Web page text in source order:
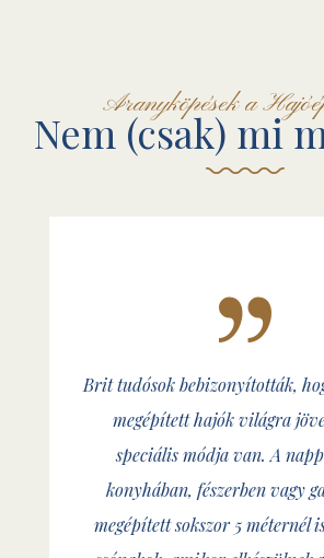
Aranyköpések a
Nem (csak) mi
Brit tudósok bebizonyították,
megépített hajók világra
speciális módja van. A
konyhában, fészerben vagy
megépített sokszor 5 méternél